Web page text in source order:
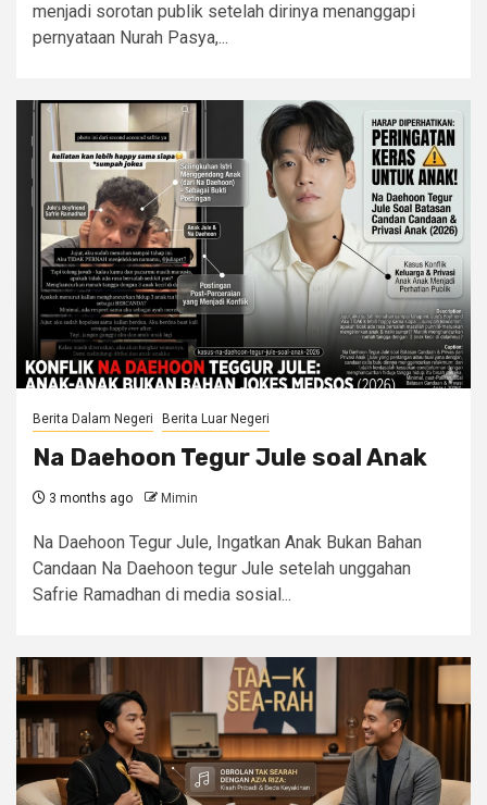
menjadi sorotan publik setelah dirinya menanggapi
pernyataan Nurah Pasya,...
Berita Dalam Negeri Berita Luar Negeri
Na Daehoon Tegur Jule soal Anak
3 months ago Mimin
Na Daehoon Tegur Jule, Ingatkan Anak Bukan Bahan
Candaan Na Daehoon tegur Jule setelah unggahan
Safrie Ramadhan di media sosial...